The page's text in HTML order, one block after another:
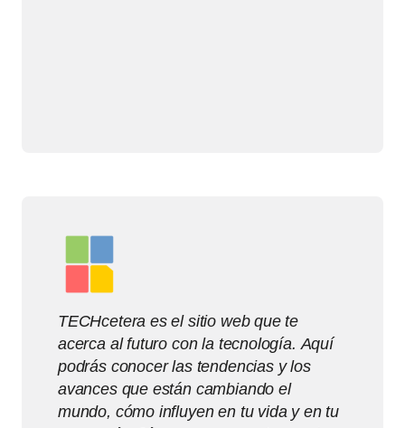
TECHcetera es el sitio web que te
acerca al futuro con la tecnología. Aquí
podrás conocer las tendencias y los
avances que están cambiando el
mundo, cómo influyen en tu vida y en tu